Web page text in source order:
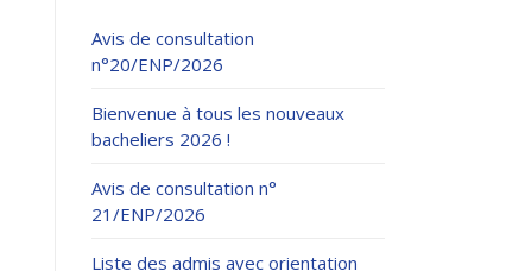
Avis de consultation
n°20/ENP/2026
Bienvenue à tous les nouveaux
bacheliers 2026 !
Avis de consultation n°
21/ENP/2026
Liste des admis avec orientation